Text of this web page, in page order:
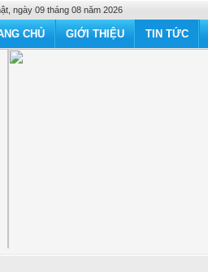
ngày 09 tháng 08 năm 2026
CHỦ GIỚI THIỆU TIN TỨC